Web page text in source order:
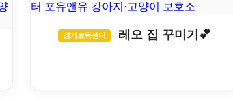
경기보육센터 레오 집 꾸미기💕